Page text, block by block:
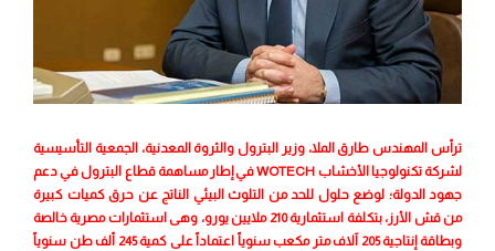
ترأس المهندس طارق الملا، وزير البترول والثروة المعدنية، الجمعية التأسيسية
لشركة تكنولوجيا الأخشاب WOTECH في إطار مساهمة قطاع البترول في دعم
جهود الدولة؛ لوضع حلول للحد من التلوث البيئي الناتج عن حرق كميات كبيرة
من قش الأرز، بتكلفة استثمارية 210 ملايين يورو، وهى استثمارات مصرية خالصة
وبطاقة إنتاجية 205 آلاف متر مكعب سنوياً اعتماداً على كمية 245 ألف طن سنوياً